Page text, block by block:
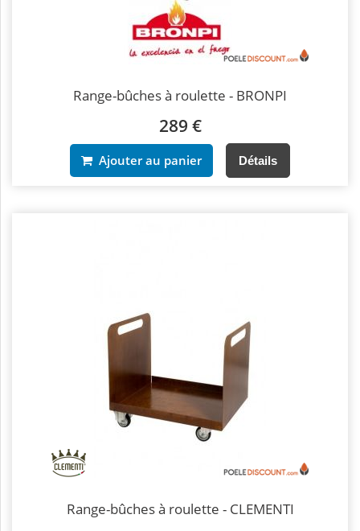
Range-bûches à roulette - BRONPI
289 €
Ajouter au panier Détails
Range-bûches à roulette - CLEMENTI